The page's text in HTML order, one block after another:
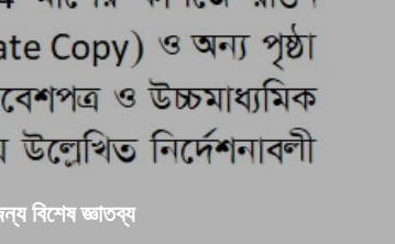
বিশেষ জ্ঞাতব্য